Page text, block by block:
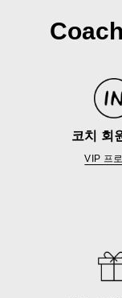
코치 회
VIP 프